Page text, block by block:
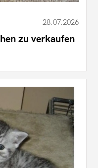
28.07.2026
zu verkaufen